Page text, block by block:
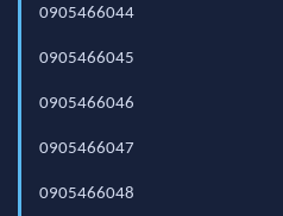
0905466044
0905466045
0905466046
0905466047
0905466048